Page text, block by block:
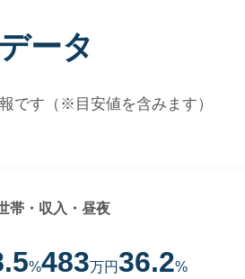
ータ
です（※目安値を含みます）
帯・収入・昼夜
%483万円36.2%